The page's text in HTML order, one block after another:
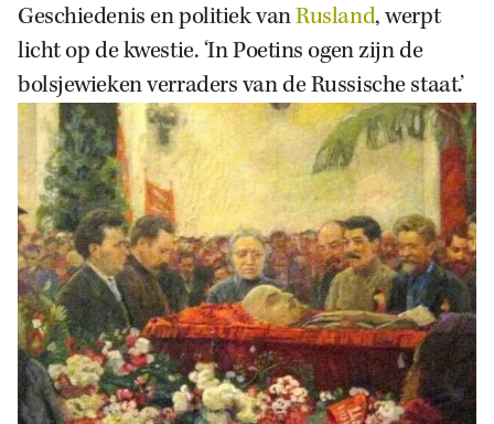
Geschiedenis en politiek vanRusland, werpt
licht op de kwestie. ‘In Poetins ogen zijn de
bolsjewieken verraders van de Russische staat.’